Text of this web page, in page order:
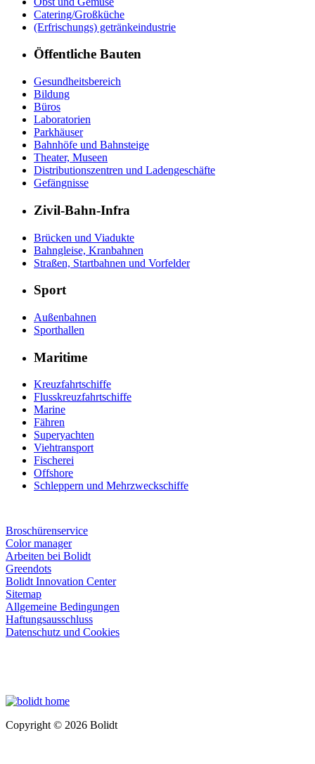
Catering/Großküche
(Erfrischungs) getränkeindustrie
Öffentliche Bauten
Gesundheitsbereich
Bildung
Büros
Laboratorien
Parkhäuser
Bahnhöfe und Bahnsteige
Theater, Museen
Distributionszentren und Ladengeschäfte
Gefängnisse
Zivil-Bahn-Infra
Brücken und Viadukte
Bahngleise, Kranbahnen
Straßen, Startbahnen und Vorfelder
Sport
Außenbahnen
Sporthallen
Maritime
Kreuzfahrtschiffe
Flusskreuzfahrtschiffe
Marine
Fähren
Superyachten
Viehtransport
Fischerei
Offshore
Schleppern und Mehrzweckschiffe
Broschürenservice
Color manager
Arbeiten bei Bolidt
Greendots
Bolidt Innovation Center
Sitemap
Allgemeine Bedingungen
Haftungsausschluss
Datenschutz und Cookies
Copyright © 2026 Bolidt